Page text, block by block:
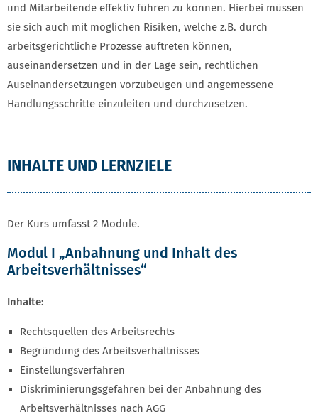
und Mitarbeitende effektiv führen zu können. Hierbei müssen
sie sich auch mit möglichen Risiken, welche z.B. durch
arbeitsgerichtliche Prozesse auftreten können,
auseinandersetzen und in der Lage sein, rechtlichen
Auseinandersetzungen vorzubeugen und angemessene
Handlungsschritte einzuleiten und durchzusetzen.
INHALTE UND LERNZIELE
Der Kurs umfasst 2 Module.
Modul I „Anbahnung und Inhalt des
Arbeitsverhältnisses“
Inhalte:
Rechtsquellen des Arbeitsrechts
Begründung des Arbeitsverhältnisses
Einstellungsverfahren
Diskriminierungsgefahren bei der Anbahnung des
Arbeitsverhältnisses nach AGG